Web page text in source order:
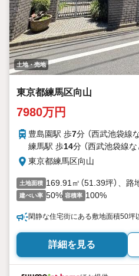
土地・売地
東京都練馬区向山
7980万円
豊島園駅 歩7分 （西武池袋線
練馬駅 歩14分 （西武池袋線
東京都練馬区向山
土地面積 169.91㎡（51.39坪）、
建ぺい率 50% 容積率 100%
閑静な住宅街にある敷地面積50坪
詳細を見る